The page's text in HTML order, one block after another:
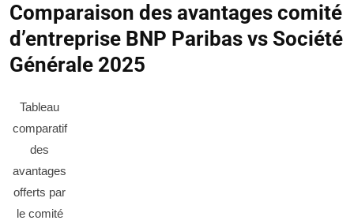
Comparaison des avantages comité
d’entreprise BNP Paribas vs Société
Générale 2025
Tableau
comparatif
des
avantages
offerts par
le comité